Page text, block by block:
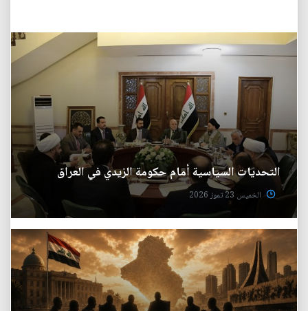
التحديات السياسية أمام حكومة الزيدي في العراق
الخميس 23 تموز 2026